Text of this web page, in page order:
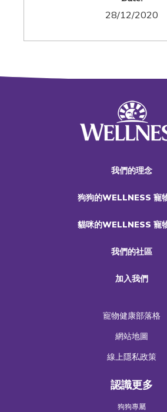
28/12/2020
我們的理念
狗狗的WELLNESS 寵
貓咪的WELLNESS 寵
我們的社區
加入我們
寵物健康部落格
網站地圖
線上隱私政策
認識更多
狗狗專屬